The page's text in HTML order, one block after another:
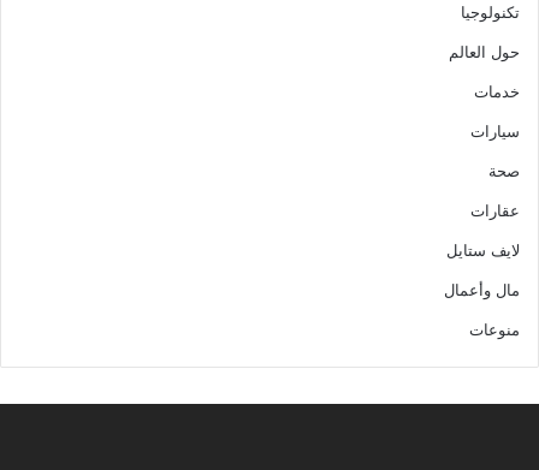
تكنولوجيا
حول العالم
خدمات
سيارات
صحة
عقارات
لايف ستايل
مال وأعمال
منوعات